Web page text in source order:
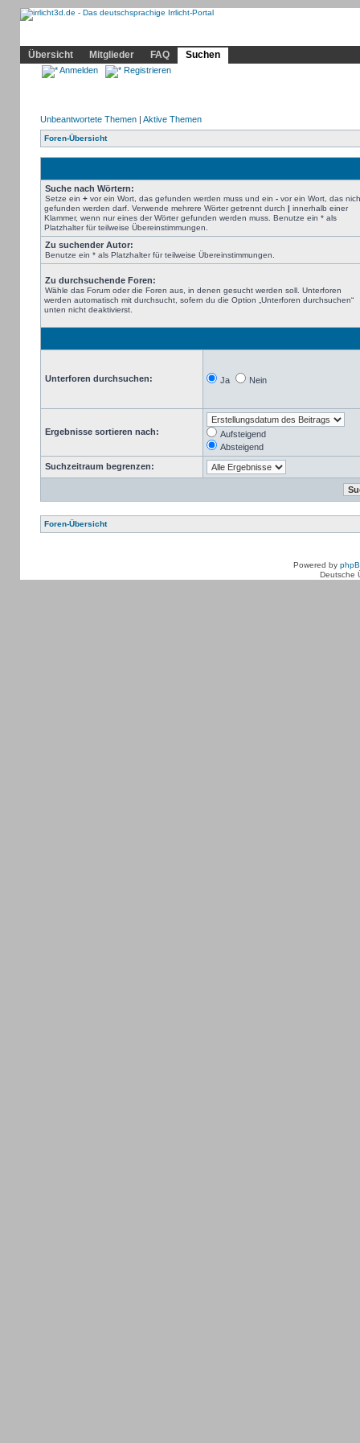
Übersicht
Mitglieder FAQ Suchen
Anmelden Registrieren
Unbeantwortete Themen| Aktive Themen
Foren-Übersicht
Suche nach Wörtern:
Setze ein +vor ein Wort, das gefunden werden muss und ein -vor ein Wort, das
gefunden werden darf. Verwende mehrere Wörter getrennt durch | innerhalb einer
Klammer, wenn nur eines der Wörter gefunden werden muss. Benutze ein * als
Platzhalter für teilweise Übereinstimmungen.
Zu suchender Autor:
Benutze ein * als Platzhalter für teilweise Übereinstimmungen.
Zu durchsuchende Foren:
Wähle das Forum oder die Foren aus, in denen gesucht werden soll. Unterforen
werden automatisch mit durchsucht, sofern du die Option „Unterforen durchsuchen“
unten nicht deaktivierst.
Unterforen durchsuchen: Ja Nein
Ergebnisse sortieren nach:
Aufsteigend
Absteigend
Suchzeitraum begrenzen:
Foren-Übersicht
Powered by
Deutsche